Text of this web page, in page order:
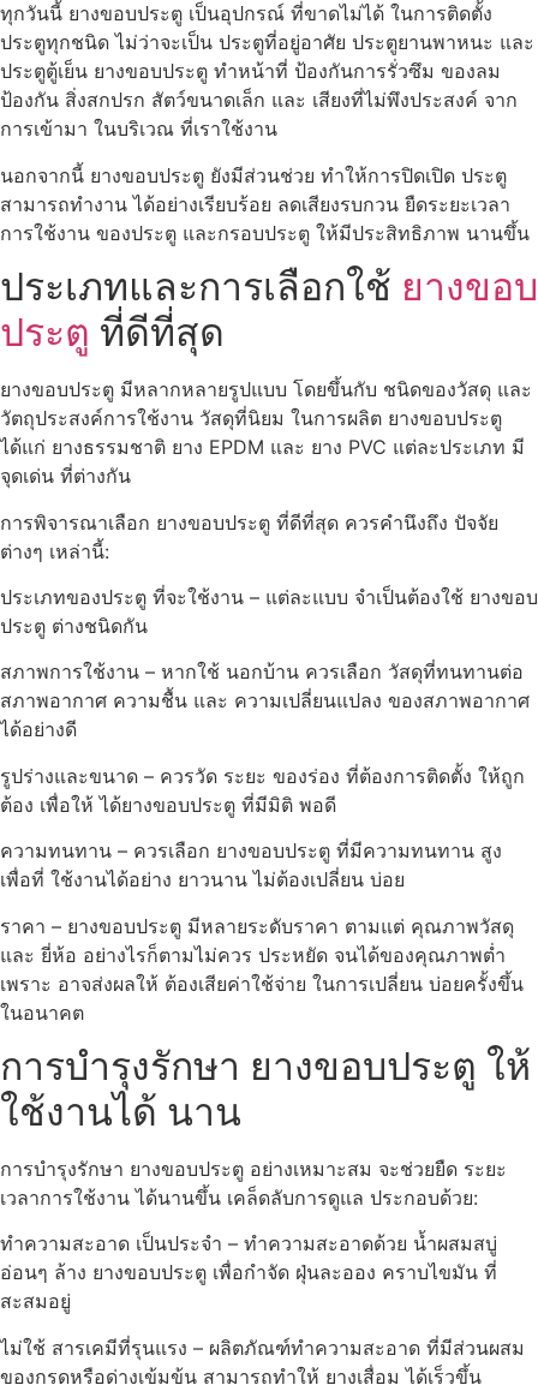
ทุกวันนี้ ยางขอบประตู เป็นอุปกรณ์ ที่ขาดไม่ได้ ในการติดตั้ง
ประตูทุกชนิด ไม่ว่าจะเป็น ประตูที่อยู่อาศัย ประตูยานพาหนะ และ
ประตูตู้เย็น ยางขอบประตู ทำหน้าที่ ป้องกันการรั่วซึม ของลม
ป้องกัน สิ่งสกปรก สัตว์ขนาดเล็ก และ เสียงที่ไม่พึงประสงค์ จาก
การเข้ามา ในบริเวณ ที่เราใช้งาน
นอกจากนี้ ยางขอบประตู ยังมีส่วนช่วย ทำให้การปิดเปิด ประตู
สามารถทำงาน ได้อย่างเรียบร้อย ลดเสียงรบกวน ยืดระยะเวลา
การใช้งาน ของประตู และกรอบประตู ให้มีประสิทธิภาพ นานขึ้น
ประเภทและการเลือกใช้ ยางขอบ
ประตู ที่ดีที่สุด
ยางขอบประตู มีหลากหลายรูปแบบ โดยขึ้นกับ ชนิดของวัสดุ และ
วัตถุประสงค์การใช้งาน วัสดุที่นิยม ในการผลิต ยางขอบประตู
ได้แก่ ยางธรรมชาติ ยาง EPDM และ ยาง PVC แต่ละประเภท มี
จุดเด่น ที่ต่างกัน
การพิจารณาเลือก ยางขอบประตู ที่ดีที่สุด ควรคำนึงถึง ปัจจัย
ต่างๆ เหล่านี้:
ประเภทของประตู ที่จะใช้งาน – แต่ละแบบ จำเป็นต้องใช้ ยางขอบ
ประตู ต่างชนิดกัน
สภาพการใช้งาน – หากใช้ นอกบ้าน ควรเลือก วัสดุที่ทนทานต่อ
สภาพอากาศ ความชื้น และ ความเปลี่ยนแปลง ของสภาพอากาศ
ได้อย่างดี
รูปร่างและขนาด – ควรวัด ระยะ ของร่อง ที่ต้องการติดตั้ง ให้ถูก
ต้อง เพื่อให้ ได้ยางขอบประตู ที่มีมิติ พอดี
ความทนทาน – ควรเลือก ยางขอบประตู ที่มีความทนทาน สูง
เพื่อที่ ใช้งานได้อย่าง ยาวนาน ไม่ต้องเปลี่ยน บ่อย
ราคา – ยางขอบประตู มีหลายระดับราคา ตามแต่ คุณภาพวัสดุ
และ ยี่ห้อ อย่างไรก็ตามไม่ควร ประหยัด จนได้ของคุณภาพต่ำ
เพราะ อาจส่งผลให้ ต้องเสียค่าใช้จ่าย ในการเปลี่ยน บ่อยครั้งขึ้น
ในอนาคต
การบำรุงรักษา ยางขอบประตู ให้
ใช้งานได้ นาน
การบำรุงรักษา ยางขอบประตู อย่างเหมาะสม จะช่วยยืด ระยะ
เวลาการใช้งาน ได้นานขึ้น เคล็ดลับการดูแล ประกอบด้วย:
ทำความสะอาด เป็นประจำ – ทำความสะอาดด้วย น้ำผสมสบู่
อ่อนๆ ล้าง ยางขอบประตู เพื่อกำจัด ฝุ่นละออง คราบไขมัน ที่
สะสมอยู่
ไม่ใช้ สารเคมีที่รุนแรง – ผลิตภัณฑ์ทำความสะอาด ที่มีส่วนผสม
ของกรดหรือด่างเข้มข้น สามารถทำให้ ยางเสื่อม ได้เร็วขึ้น